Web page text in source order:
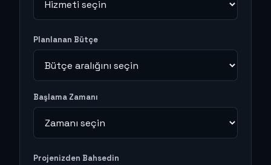
Planlanan Bütçe
Başlama Zamanı
Projenizden Bahsedin